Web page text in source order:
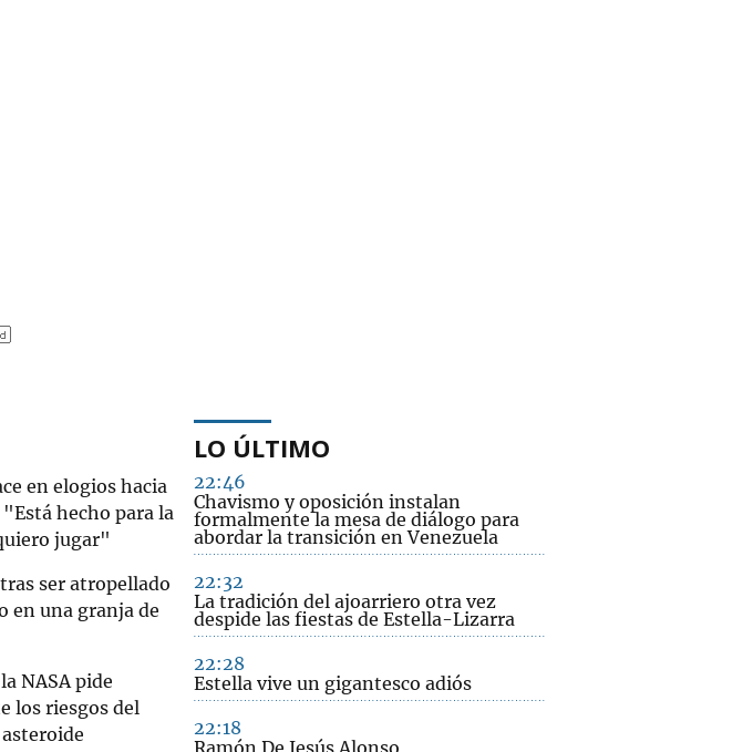
en elogios hacia
hecho para la
jugar"
ser atropellado
en una granja de
NASA pide
los riesgos del
LO ÚLTIMO
22:46
Chavismo y oposición instalan
formalmente la mesa de diálogo para
abordar la transición en Venezuela
22:32
La tradición del ajoarriero otra vez
despide las fiestas de Estella-Lizarra
22:28
Estella vive un gigantesco adiós
22:18
Ramón De Jesús Alonso